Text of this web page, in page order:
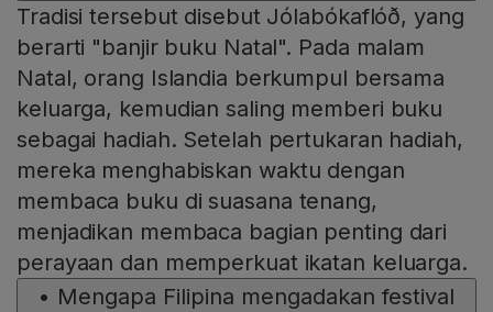
Tradisi tersebut disebut Jólabókaflóð, yang
berarti "banjir buku Natal". Pada malam
Natal, orang Islandia berkumpul bersama
keluarga, kemudian saling memberi buku
sebagai hadiah. Setelah pertukaran hadiah,
mereka menghabiskan waktu dengan
membaca buku di suasana tenang,
menjadikan membaca bagian penting dari
perayaan dan memperkuat ikatan keluarga.
• Mengapa Filipina mengadakan festival